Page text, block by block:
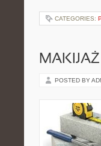
CATEGORIES:
POSTED BY